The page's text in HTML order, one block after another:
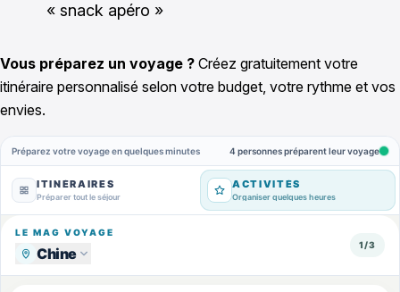
« snack apéro »
Vous préparez un voyage ? Créez gratuitement votre
itinéraire personnalisé selon votre budget, votre rythme et vos
envies.